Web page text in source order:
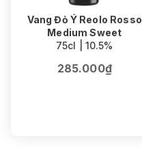
Vang Đỏ Ý Reolo Rosso
Medium Sweet
75cl | 10.5%
285.000₫